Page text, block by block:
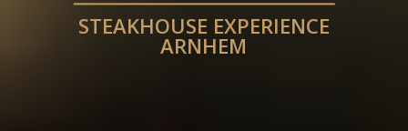
STEAKHOUSE EXPERIENCE
ARNHEM